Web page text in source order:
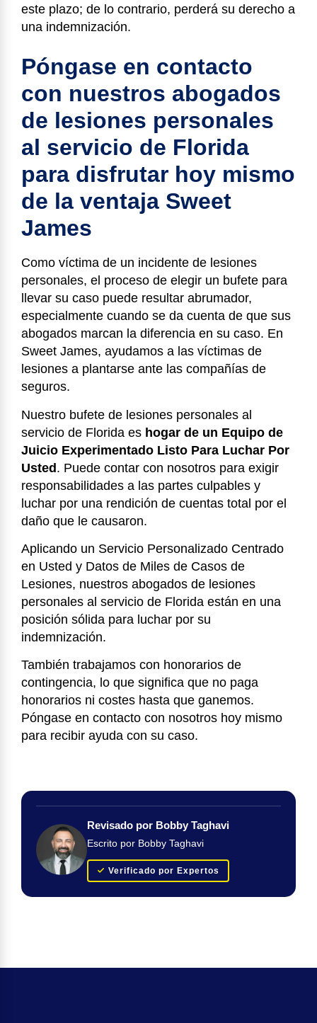
este plazo; de lo contrario, perderá su derecho a
una indemnización.
Póngase en contacto
con nuestros abogados
de lesiones personales
al servicio de Florida
para disfrutar hoy mismo
de la ventaja Sweet
James
Como víctima de un incidente de lesiones
personales, el proceso de elegir un bufete para
llevar su caso puede resultar abrumador,
especialmente cuando se da cuenta de que sus
abogados marcan la diferencia en su caso. En
Sweet James, ayudamos a las víctimas de
lesiones a plantarse ante las compañías de
seguros.
Nuestro bufete de lesiones personales al
servicio de Florida es hogar de un Equipo de
Juicio Experimentado Listo Para Luchar Por
Usted. Puede contar con nosotros para exigir
responsabilidades a las partes culpables y
luchar por una rendición de cuentas total por el
daño que le causaron.
Aplicando un Servicio Personalizado Centrado
en Usted y Datos de Miles de Casos de
Lesiones, nuestros abogados de lesiones
personales al servicio de Florida están en una
posición sólida para luchar por su
indemnización.
También trabajamos con honorarios de
contingencia, lo que significa que no paga
honorarios ni costes hasta que ganemos.
Póngase en contacto con nosotros hoy mismo
para recibir ayuda con su caso.
Revisado por Bobby Taghavi
Escrito por Bobby Taghavi
Verificado por Expertos